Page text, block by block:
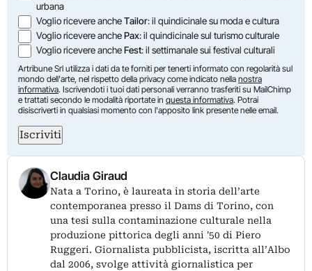
urbana
Voglio ricevere ancheTailor: il quindicinale su moda e cultura
Voglio ricevere anchePax: il quindicinale sul turismo culturale
Voglio ricevere ancheFest: il settimanale sui festival culturali
Artribune Srl utilizza i dati da te forniti per tenerti informato con regolarità sul
mondo dell'arte, nel rispetto della privacy come indicato nella nostra
informativa. Iscrivendoti i tuoi dati personali verranno trasferiti su MailChimp
e trattati secondo le modalità riportate in questa informativa. Potrai
disiscriverti in qualsiasi momento con l'apposito link presente nelle email.
Iscriviti
Claudia Giraud
Nata a Torino, è laureata in storia dell’arte
contemporanea presso il Dams di Torino, con
una tesi sulla contaminazione culturale nella
produzione pittorica degli anni '50 di Piero
Ruggeri. Giornalista pubblicista, iscritta all’Albo
dal 2006, svolge attività giornalistica per